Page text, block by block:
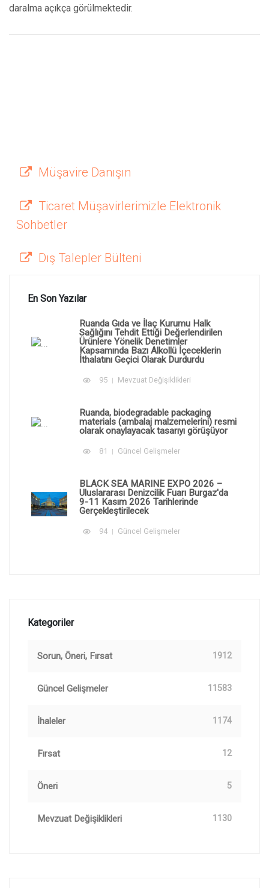
daralma açıkça görülmektedir.
Müşavire Danışın
Ticaret Müşavirlerimizle Elektronik
Sohbetler
Dış Talepler Bülteni
En Son Yazılar
Ruanda Gıda ve İlaç Kurumu Halk
Sağlığını Tehdit Ettiği Değerlendirilen
Ürünlere Yönelik Denetimler
Kapsamında Bazı Alkollü İçeceklerin
İthalatını Geçici Olarak Durdurdu
95 Mevzuat Değişiklikleri
Ruanda, biodegradable packaging
materials (ambalaj malzemelerini) resmi
olarak onaylayacak tasarıyı görüşüyor
81 Güncel Gelişmeler
BLACK SEA MARINE EXPO 2026 –
Uluslararası Denizcilik Fuarı Burgaz'da
9-11 Kasım 2026 Tarihlerinde
Gerçekleştirilecek
94 Güncel Gelişmeler
Kategoriler
Sorun, Öneri, Fırsat 1912
Güncel Gelişmeler 11583
İhaleler 1174
Fırsat 12
Öneri 5
Mevzuat Değişiklikleri 1130